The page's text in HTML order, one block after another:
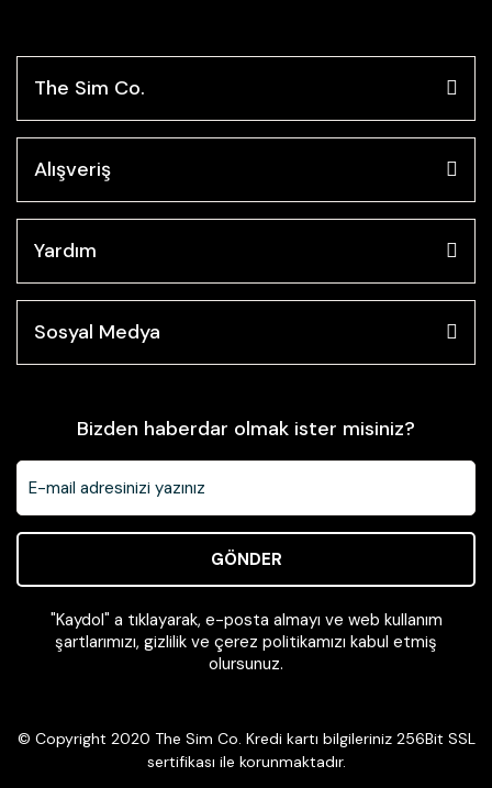
The Sim Co.
Alışveriş
Yardım
Sosyal Medya
Bizden haberdar olmak ister misiniz?
GÖNDER
"Kaydol" a tıklayarak, e-posta almayı ve web kullanım
şartlarımızı, gizlilik ve çerez politikamızı kabul etmiş
olursunuz.
© Copyright 2020 The Sim Co. Kredi kartı bilgileriniz 256Bit SSL
sertifikası ile korunmaktadır.